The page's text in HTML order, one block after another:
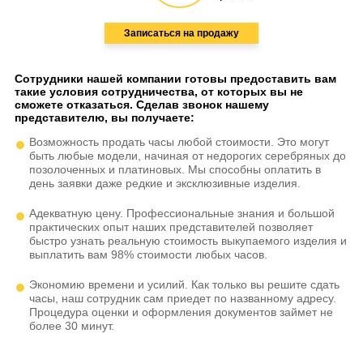
Записаться на продажу
Сотрудники нашей компании готовы предоставить вам
такие условия сотрудничества, от которых вы не
сможете отказаться. Сделав звонок нашему
представителю, вы получаете:
Возможность продать часы любой стоимости. Это могут
быть любые модели, начиная от недорогих серебряных до
позолоченных и платиновых. Мы способны оплатить в
день заявки даже редкие и эксклюзивные изделия.
Адекватную цену. Профессиональные знания и большой
практических опыт наших представителей позволяет
быстро узнать реальную стоимость выкупаемого изделия и
выплатить вам 98% стоимости любых часов.
Экономию времени и усилий. Как только вы решите сдать
часы, наш сотрудник сам приедет по названному адресу.
Процедура оценки и оформления документов займет не
более 30 минут.